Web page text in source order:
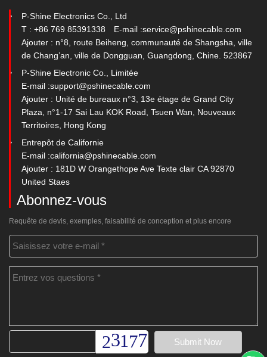
P-Shine Electronics Co., Ltd
T : +86 769 85391338
E-mail :service@pshinecable.com
Ajouter : n°8, route Beiheng, communauté de Shangsha, ville
de Chang’an, ville de Dongguan, Guangdong, Chine. 523867
P-Shine Electronic Co., Limitée
E-mail :support@pshinecable.com
Ajouter : Unité de bureaux n°3, 13e étage de Grand City
Plaza, n°1-17 Sai Lau KOK Road, Tsuen Wan, Nouveaux
Territoires, Hong Kong
Entrepôt de Californie
E-mail :california@pshinecable.com
Ajouter : 181D W Orangethope Ave Texte clair CA 92870
United Staes
Abonnez-vous
Requête de devis, exemples, faisabilité de conception et plus encore